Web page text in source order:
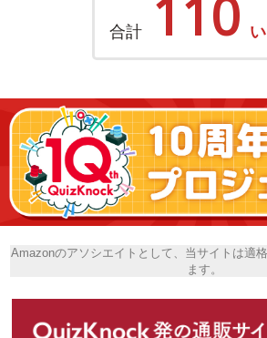
合計 110
Amazonのアソシエイトとして、当サイトは適
ます。